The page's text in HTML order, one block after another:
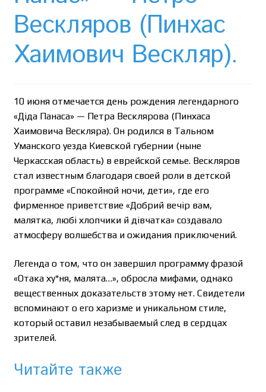
Оформление заказа
Политика конфиденциальности
в Израиле: закон, доверие и особенности рынка
Рекомендации
Статьи
Страница-меню-2
Вескляров (Пинхас
Хаимович Вескляр).
10 июня отмечается день рождения легендарного
«Діда Панаса» — Петра Весклярова (Пинхаса
Хаимовича Вескляра). Он родился в Тальном
Уманского уезда Киевской губернии (ныне
Черкасская область) в еврейской семье. Вескляров
стал известным благодаря своей роли в детской
программе «Спокойной ночи, дети», где его
фирменное приветствие «Добрий вечір вам,
малятка, любі хлопчики й дівчатка» создавало
атмосферу волшебства и ожидания приключений.
Легенда о том, что он завершил программу фразой
«Отака ху*ня, малята…», обросла мифами, однако
вещественных доказательств этому нет. Свидетели
вспоминают о его харизме и уникальном стиле,
который оставил незабываемый след в сердцах
зрителей.
Читайте также